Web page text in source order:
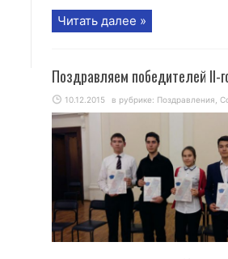
Читать далее »
Поздравляем победителей II-
10.12.2015 в рубрике: Поздравления